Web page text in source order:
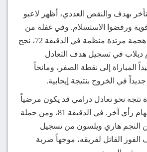
بهدف والنقص العددي، أظهر لاعبو
ورفضوا الاستسلام. وفي غفلة من
دفاع فولهام، ومن هجمة مرتدة منظمة في الدقيقة 72، نجح
ديلاب في تسجيل هدف التعادل
المباراة إلى نقطة الصفر، ومانحاً
في الخروج بنتيجة إيجابية.
تتجه نحو تعادل درامي قد يكون مرضياً
للضيوف، كان لفولهام رأي آخر. في الدقيقة 81، ومن جملة
النجم هاري ويلسون من تسجيل
الفوز القاتل لفريقه، موجهاً ضربة